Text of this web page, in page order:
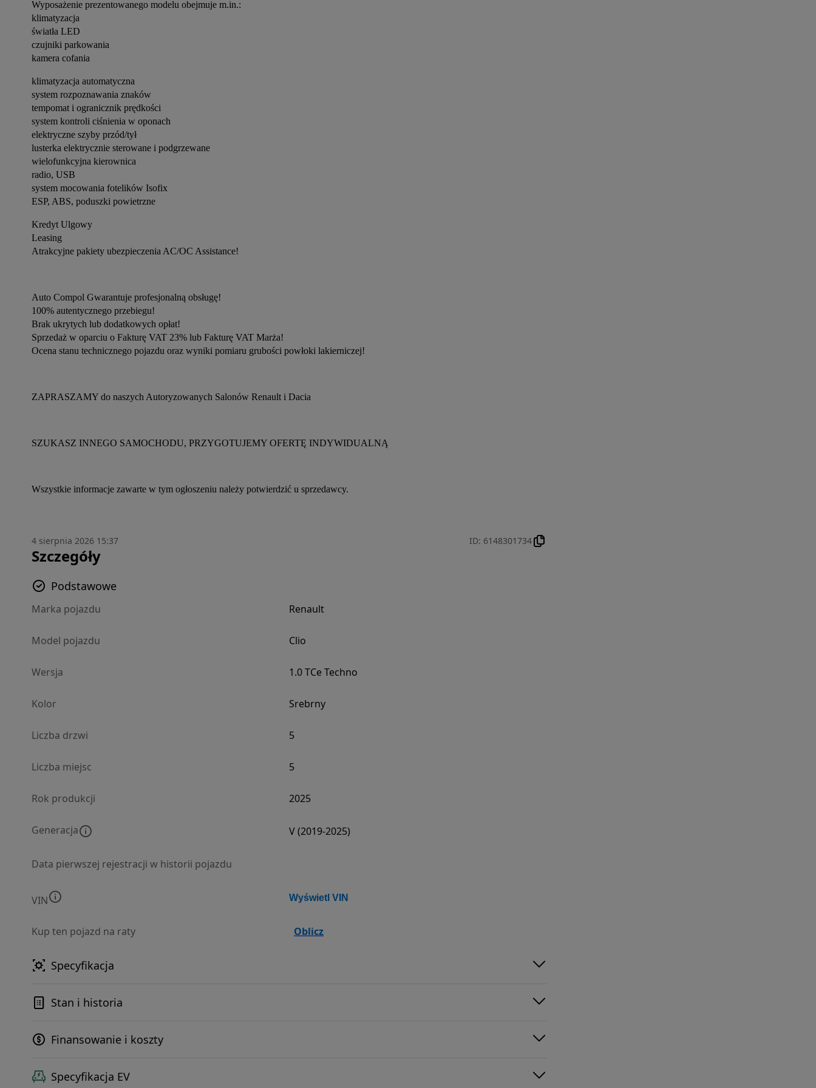
Wyposażenie prezentowanego modelu obejmuje m.in.:
klimatyzacja
światła LED
czujniki parkowania
kamera cofania
klimatyzacja automatyczna
system rozpoznawania znaków
tempomat i ogranicznik prędkości
system kontroli ciśnienia w oponach
elektryczne szyby przód/tył
lusterka elektrycznie sterowane i podgrzewane
wielofunkcyjna kierownica
radio, USB
system mocowania fotelików Isofix
ESP, ABS, poduszki powietrzne
Kredyt Ulgowy
Leasing
Atrakcyjne pakiety ubezpieczenia AC/OC Assistance!
Auto Compol Gwarantuje profesjonalną obsługę!
100% autentycznego przebiegu!
Brak ukrytych lub dodatkowych opłat!
Sprzedaż w oparciu o Fakturę VAT 23% lub Fakturę VAT Marża!
Ocena stanu technicznego pojazdu oraz wyniki pomiaru grubości powłoki lakierniczej!
ZAPRASZAMY do naszych Autoryzowanych Salonów Renault i Dacia
SZUKASZ INNEGO SAMOCHODU, PRZYGOTUJEMY OFERTĘ INDYWIDUALNĄ
Wszystkie informacje zawarte w tym ogłoszeniu należy potwierdzić u sprzedawcy.
4 sierpnia 2026 15:37 ID: 6148301734
Szczegóły
Podstawowe
Marka pojazdu Renault
Model pojazdu Clio
Wersja 1.0 TCe Techno
Kolor Srebrny
Liczba drzwi 5
Liczba miejsc 5
Rok produkcji 2025
Generacja V (2019-2025)
Data pierwszej rejestracji w historii pojazdu
VIN Wyświetl VIN
Kup ten pojazd na raty Oblicz
Specyfikacja
Stan i historia
Finansowanie i koszty
Specyfikacja EV